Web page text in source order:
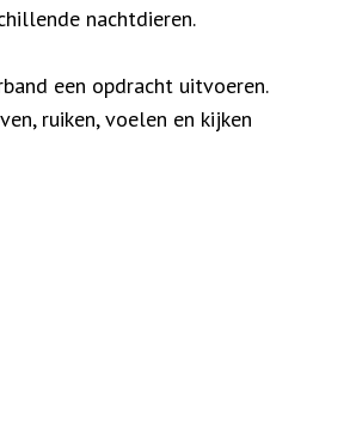
nachtdieren.
een opdracht uitvoeren.
ruiken, voelen en kijken